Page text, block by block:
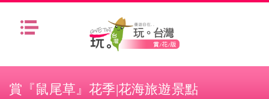
賞『鼠尾草』花季|花海旅遊景點